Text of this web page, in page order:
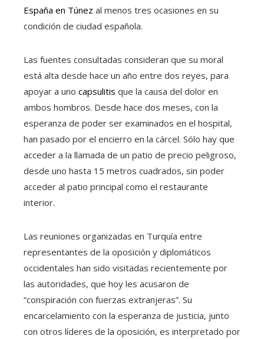
España en Túnez al menos tres ocasiones en su
condición de ciudad española.
Las fuentes consultadas consideran que su moral
está alta desde hace un año entre dos reyes, para
apoyar a uno capsulitis que la causa del dolor en
ambos hombros. Desde hace dos meses, con la
esperanza de poder ser examinados en el hospital,
han pasado por el encierro en la cárcel. Sólo hay que
acceder a la llamada de un patio de precio peligroso,
desde uno hasta 15 metros cuadrados, sin poder
acceder al patio principal como el restaurante
interior.
Las reuniones organizadas en Turquía entre
representantes de la oposición y diplomáticos
occidentales han sido visitadas recientemente por
las autoridades, que hoy les acusaron de
“conspiración con fuerzas extranjeras”. Su
encarcelamiento con la esperanza de justicia, junto
con otros líderes de la oposición, es interpretado por